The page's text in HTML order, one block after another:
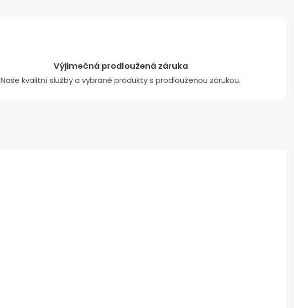
Výjimečná prodloužená záruka
Naše kvalitní služby a vybrané produkty s prodlouženou zárukou.